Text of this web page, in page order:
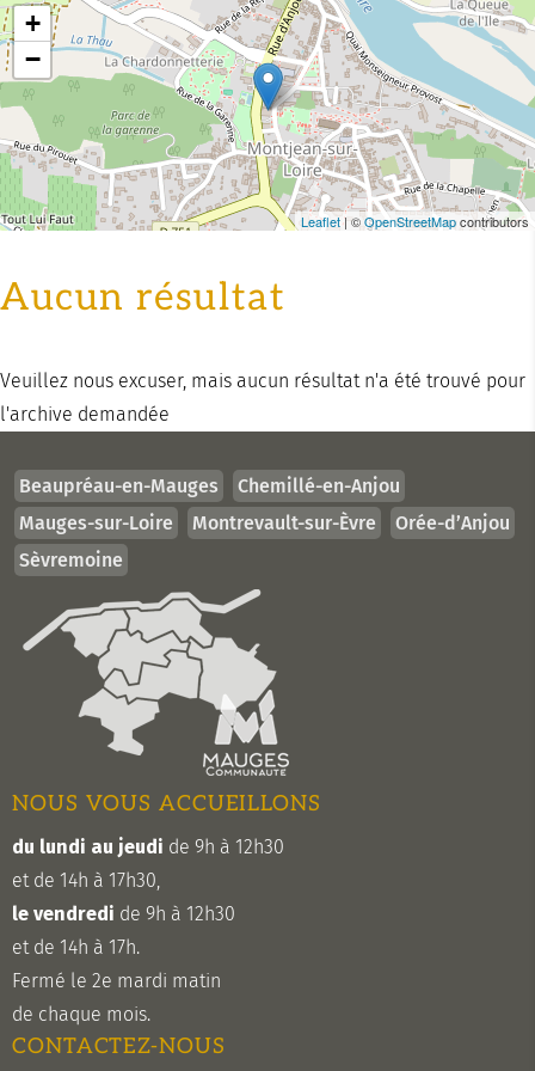
+
−
Leaflet| ©OpenStreetMapcontributors
Aucun résultat
Veuillez nous excuser, mais aucun résultat n'a été trouvé pour
l'archive demandée
Beaupréau-en-Mauges
Chemillé-en-Anjou
Mauges-sur-Loire
Montrevault-sur-Èvre
Orée-d’Anjou
Sèvremoine
NOUS VOUS ACCUEILLONS
du lundi au jeudi de 9h à 12h30
et de 14h à 17h30,
le vendredi de 9h à 12h30
et de 14h à 17h.
Fermé le 2e mardi matin
de chaque mois.
CONTACTEZ-NOUS